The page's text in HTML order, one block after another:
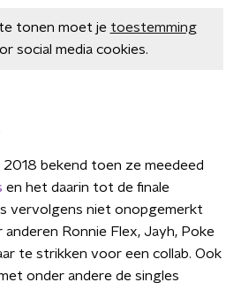
tonen moet je toestemming
social media cookies.
bekend toen ze meedeed
en het daarin tot de finale
vervolgens niet onopgemerkt
Ronnie Flex, Jayh, Poke
te strikken voor een collab. Ook
onder andere de singles